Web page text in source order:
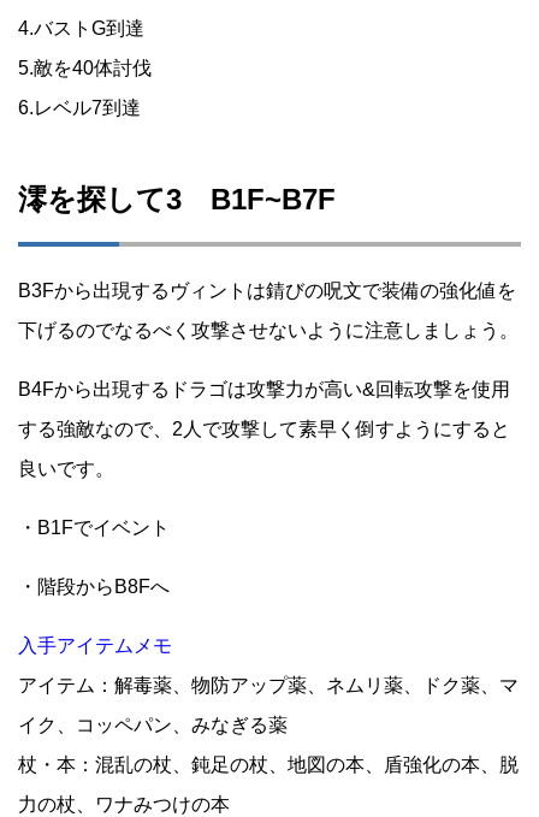
4.バストG到達
5.敵を40体討伐
6.レベル7到達
澪を探して3 B1F~B7F
B3Fから出現するヴィントは錆びの呪文で装備の強化値を
下げるのでなるべく攻撃させないように注意しましょう。
B4Fから出現するドラゴは攻撃力が高い&回転攻撃を使用
する強敵なので、2人で攻撃して素早く倒すようにすると
良いです。
・B1Fでイベント
・階段からB8Fへ
入手アイテムメモ
アイテム：解毒薬、物防アップ薬、ネムリ薬、ドク薬、マ
イク、コッペパン、みなぎる薬
杖・本：混乱の杖、鈍足の杖、地図の本、盾強化の本、脱
力の杖、ワナみつけの本